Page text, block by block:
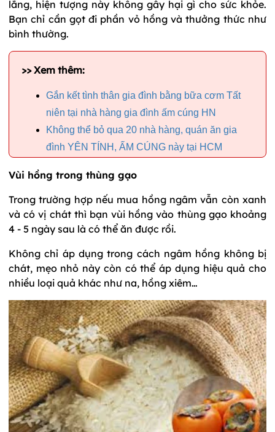
lắng, hiện tượng này không gây hại gì cho sức khỏe.
Bạn chỉ cần gọt đi phần vỏ hồng và thưởng thức như
bình thường.
>> Xem thêm:
Gắn kết tình thân gia đình bằng bữa cơm Tất
niên tại nhà hàng gia đình ấm cúng HN
Không thể bỏ qua 20 nhà hàng, quán ăn gia
đình YÊN TÍNH, ẤM CÚNG này tại HCM
Vùi hồng trong thùng gạo
Trong trường hợp nếu mua hồng ngâm vẫn còn xanh
và có vị chát thì bạn vùi hồng vào thùng gạo khoảng
4 - 5 ngày sau là có thể ăn được rồi.
Không chỉ áp dụng trong cách ngâm hồng không bị
chát, mẹo nhỏ này còn có thể áp dụng hiệu quả cho
nhiều loại quả khác như na, hồng xiêm…